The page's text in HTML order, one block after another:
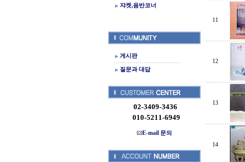
쟈켓,음반코너
게시판
질문과 대답
02-3409-3436
010-5211-6949
E-mail 문의
11
12
13
14